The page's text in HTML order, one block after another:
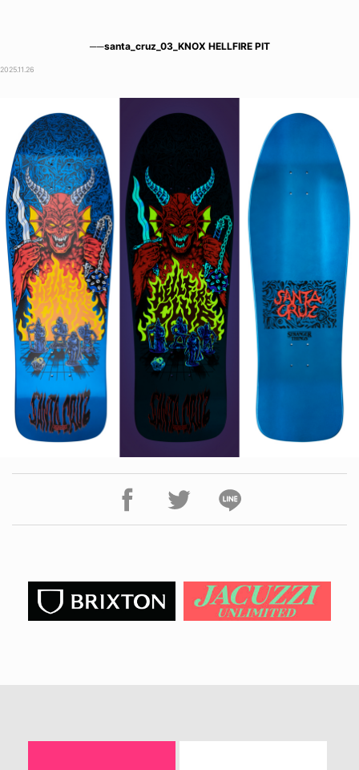
──santa_cruz_03_KNOX HELLFIRE PIT
2025.11.26